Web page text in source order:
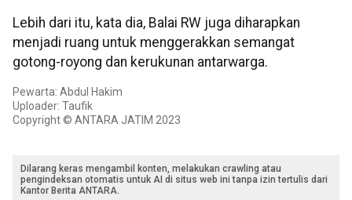
Lebih dari itu, kata dia, Balai RW juga diharapkan
menjadi ruang untuk menggerakkan semangat
gotong-royong dan kerukunan antarwarga.
Pewarta: Abdul Hakim
Uploader: Taufik
Copyright © ANTARA JATIM 2023
Dilarang keras mengambil konten, melakukan crawling atau
pengindeksan otomatis untuk AI di situs web ini tanpa izin tertulis dari
Kantor Berita ANTARA.